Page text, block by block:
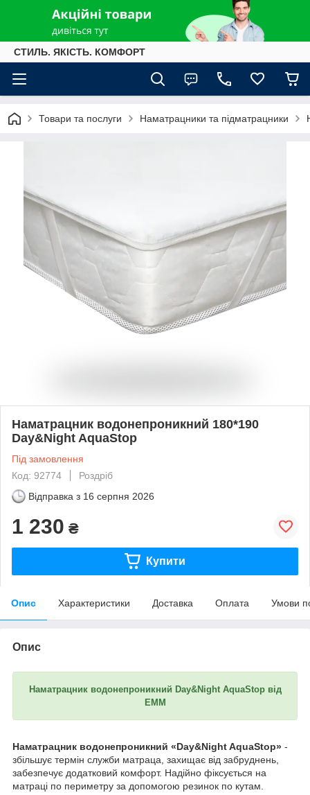
СТИЛЬ. ЯКІСТЬ. КОМФОРТ
Товари та послуги Наматрацники та підматрацники
Наматрацник водонепроникний 180*190
Day&Night AquaStop
Під замовлення
Код: 92774
Роздріб
Відправка з 16 серпня 2026
1 230 ₴
Купити
Опис Характеристики Доставка Оплата Умови
Опис
Наматрацник водонепроникний Day&Night AquaStop від
ЕММ
Наматрацник водонепроникний «Day&Night AquaStop» -
збільшує термін служби матраца, захищає від забруднень,
забезпечує додатковий комфорт. Надійно фіксується на
матраці по периметру за допомогою резинок по кутам.